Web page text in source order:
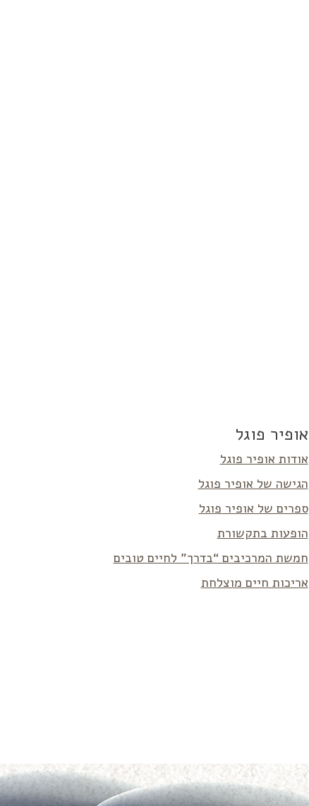
אופיר פוגל
אודות אופיר פוגל
הגישה של אופיר פוגל
ספרים של אופיר פוגל
הופעות בתקשורת
חמשת המרכיבים “בדרך” לחיים טובים
אריכות חיים מוצלחת